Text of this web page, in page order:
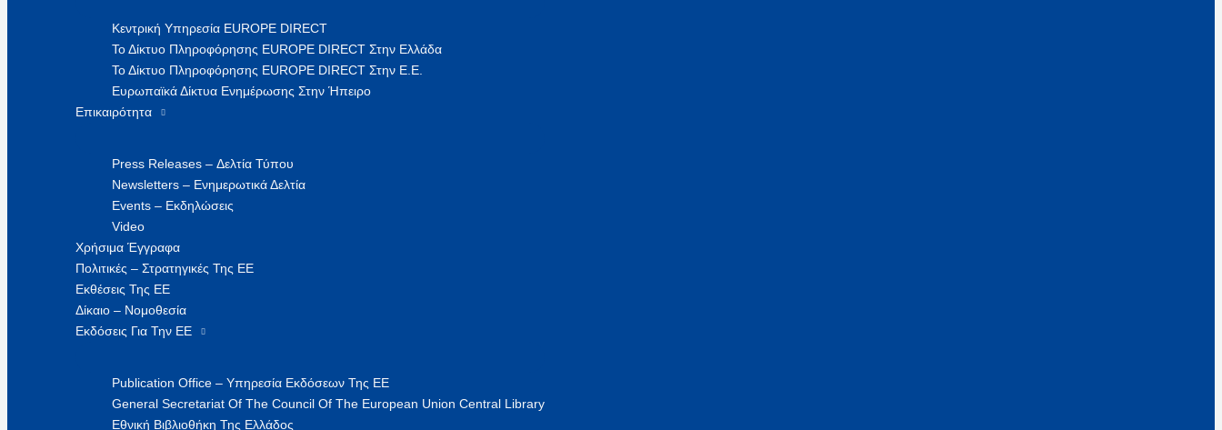
Κεντρική Υπηρεσία EUROPE DIRECT
Το Δίκτυο Πληροφόρησης EUROPE DIRECT Στην Ελλάδα
Το Δίκτυο Πληροφόρησης EUROPE DIRECT Στην Ε.Ε.
Ευρωπαϊκά Δίκτυα Ενημέρωσης Στην Ήπειρο
Επικαιρότητα
Press Releases – Δελτία Τύπου
Newsletters – Ενημερωτικά Δελτία
Events – Εκδηλώσεις
Video
Χρήσιμα Έγγραφα
Πολιτικές – Στρατηγικές Της ΕΕ
Εκθέσεις Της ΕΕ
Δίκαιο – Νομοθεσία
Εκδόσεις Για Την ΕΕ
Publication Office – Υπηρεσία Εκδόσεων Της ΕΕ
General Secretariat Of The Council Of The European Union Central Library
Εθνική Βιβλιοθήκη Της Ελλάδος